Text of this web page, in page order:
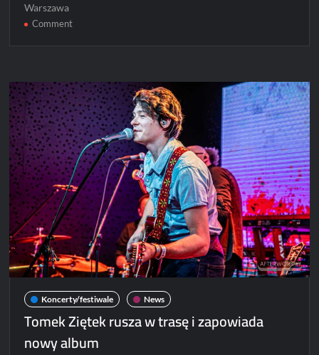
Warszawa
Commenton
dwóch
koncertach
w
Polsce
Koncerty/festiwale News
Tomek Ziętek rusza w trasę i zapowiada
nowy album